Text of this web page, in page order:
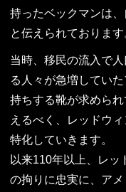
持ったベックマンは
と伝えられております
当時、移民の流入で
る人々が急増してい
持ちする靴が求めら
えるべく、レッドウ
特化していきます。
以来110年以上、レッ
の拘りに忠実に、ア